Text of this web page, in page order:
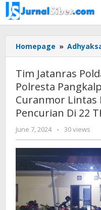
Skip
to
content
Homepage »
Tim Jatanras
Polresta
Curanmor Lintas
Pencurian Di 22
June 7, 2024
by
Jurnalsiber
- 30 views